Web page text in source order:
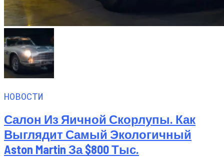
НОВОСТИ
Салон Из Яичной Скорлупы. Как
Выглядит Самый Экологичный
Aston Martin За $800 Тыс.